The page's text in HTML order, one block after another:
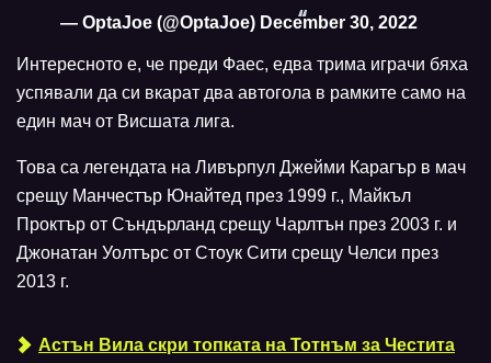
— OptaJoe (@OptaJoe) December 30, 2022
Интересното е, че преди Фаес, едва трима играчи бяха
успявали да си вкарат два автогола в рамките само на
един мач от Висшата лига.
Това са легендата на Ливърпул Джейми Карагър в мач
срещу Манчестър Юнайтед през 1999 г., Майкъл
Проктър от Съндърланд срещу Чарлтън през 2003 г. и
Джонатан Уолтърс от Стоук Сити срещу Челси през
2013 г.
Астън Вила скри топката на Тотнъм за Честита